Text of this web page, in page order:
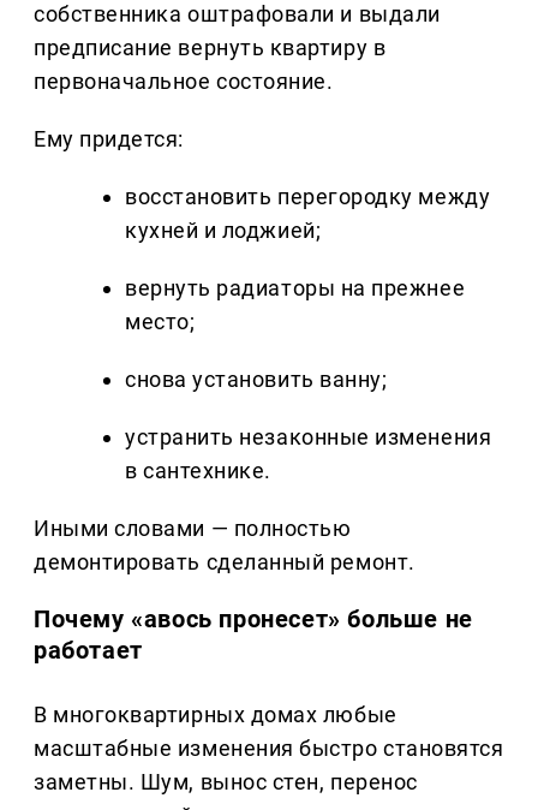
собственника оштрафовали и выдали
предписание вернуть квартиру в
первоначальное состояние.
Ему придется:
восстановить перегородку между
кухней и лоджией;
вернуть радиаторы на прежнее
место;
снова установить ванну;
устранить незаконные изменения
в сантехнике.
Иными словами — полностью
демонтировать сделанный ремонт.
Почему «авось пронесет» больше не
работает
В многоквартирных домах любые
масштабные изменения быстро становятся
заметны. Шум, вынос стен, перенос